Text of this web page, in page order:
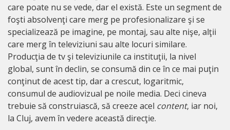
care poate nu se vede, dar el există. Este un segment de
foşti absolvenţi care merg pe profesionalizare şi se
specializează pe imagine, pe montaj, sau alte nişe, alţii
care merg în televiziuni sau alte locuri similare.
Producţia de tv şi televiziunile ca instituţii, la nivel
global, sunt în declin, se consumă din ce în ce mai puţin
conţinut de acest tip, dar a crescut, logaritmic,
consumul de audiovizual pe noile media. Deci cineva
trebuie să construiască, să creeze acel content, iar noi,
la Cluj, avem în vedere această direcţie.